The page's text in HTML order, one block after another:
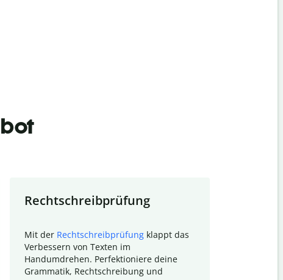
Rechtschreibprüfung
Mit der Rechtschreibprüfung klappt das
Verbessern von Texten im
Handumdrehen. Perfektioniere deine
Grammatik, Rechtschreibung und